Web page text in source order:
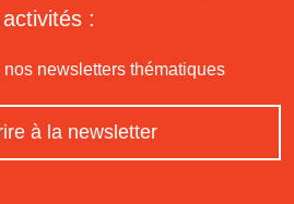
activités :
newsletters thématiques
à la newsletter